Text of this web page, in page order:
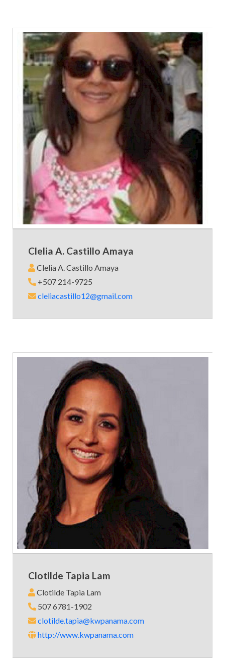
Clelia A. Castillo Amaya
Clelia A. Castillo Amaya
+507 214-9725
cleliacastillo12@gmail.com
Clotilde Tapia Lam
Clotilde Tapia Lam
507 6781-1902
clotilde.tapia@kwpanama.com
http://www.kwpanama.com